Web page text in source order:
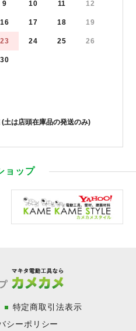
9 10 11 12
16 17 18 19
23 24 25 26
30
(土は店頭在庫品の発送のみ)
ョップ
特定商取引法表示
シーポリシー